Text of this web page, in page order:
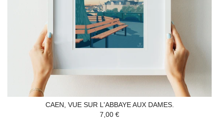
CAEN, VUE SUR L'ABBAYE AUX DAMES.
7,00 €